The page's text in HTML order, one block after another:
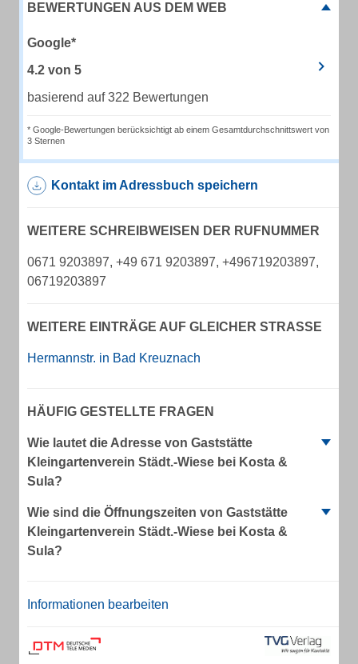
BEWERTUNGEN AUS DEM WEB
Google*
4.2 von 5
basierend auf 322 Bewertungen
* Google-Bewertungen berücksichtigt ab einem Gesamtdurchschnittswert von
3 Sternen
Kontakt im Adressbuch speichern
WEITERE SCHREIBWEISEN DER RUFNUMMER
0671 9203897, +49 671 9203897, +496719203897,
06719203897
WEITERE EINTRÄGE AUF GLEICHER STRASSE
Hermannstr. in Bad Kreuznach
HÄUFIG GESTELLTE FRAGEN
Wie lautet die Adresse von Gaststätte
Kleingartenverein Städt.-Wiese bei Kosta &
Sula?
Wie sind die Öffnungszeiten von Gaststätte
Kleingartenverein Städt.-Wiese bei Kosta &
Sula?
Informationen bearbeiten